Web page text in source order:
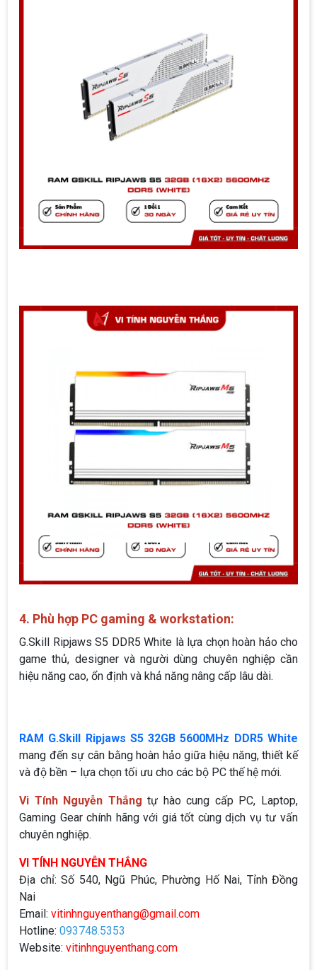
4. Phù hợp PC gaming & workstation:
G.Skill Ripjaws S5 DDR5 White là lựa chọn hoàn hảo cho
game thủ, designer và người dùng chuyên nghiệp cần
hiệu năng cao, ổn định và khả năng nâng cấp lâu dài.
RAM G.Skill Ripjaws S5 32GB 5600MHz DDR5 White
mang đến sự cân bằng hoàn hảo giữa hiệu năng, thiết kế
và độ bền – lựa chọn tối ưu cho các bộ PC thế hệ mới.
Vi Tính Nguyễn Thắngtự hào cung cấp PC, Laptop,
Gaming Gear chính hãng với giá tốt cùng dịch vụ tư vấn
chuyên nghiệp.
VI TÍNH NGUYỄN THẮNG
Địa chỉ: Số 540, Ngũ Phúc, Phường Hố Nai, Tỉnh Đồng
Nai
Email: vitinhnguyenthang@gmail.com
Hotline: 093748.5353
Website: vitinhnguyenthang.com